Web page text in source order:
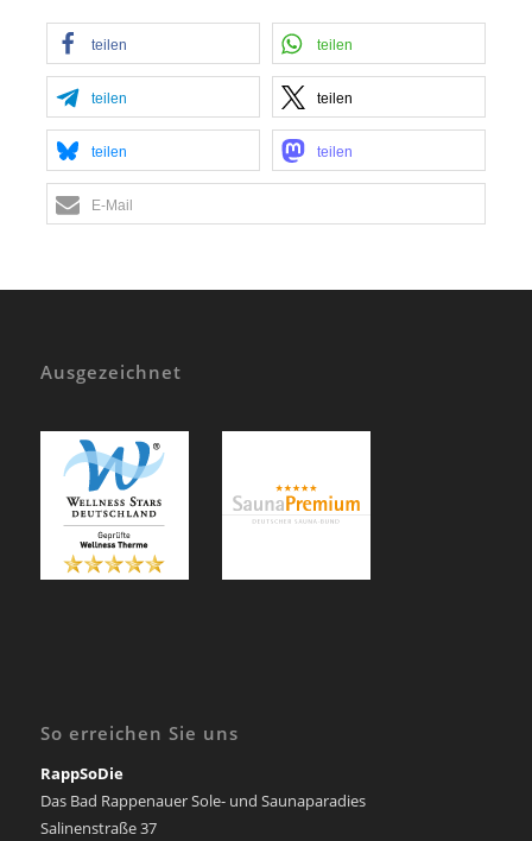
teilen teilen
teilen teilen
teilen teilen
E-Mail
Ausgezeichnet
So erreichen Sie uns
RappSoDie
Das Bad Rappenauer Sole- und Saunaparadies
Salinenstraße 37